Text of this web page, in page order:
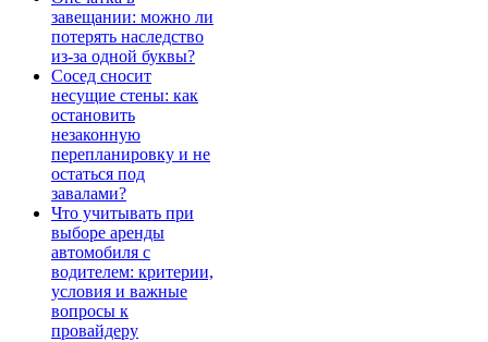
завещании: можно ли
потерять наследство
из-за одной буквы?
Сосед сносит
несущие стены: как
остановить
незаконную
перепланировку и не
остаться под
завалами?
Что учитывать при
выборе аренды
автомобиля с
водителем: критерии,
условия и важные
вопросы к
провайдеру